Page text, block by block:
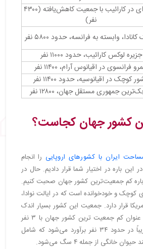
جزیره‌ای در کارائیب با جمعیت کاهش‌یافته (۴۳۰۰
نفر)
وابسته به فرانسه، حدود ۵۸۰۰ نفر
جزیره لوکس کارائیب، حدود ۱۱۰۰۰ نفر
فرانسوی در اقیانوس آرام، ۱۱۴۰۰ نفر
کوچک در اقیانوسیه، حدود ۱۱۴۰۰ نفر
جمهوری مستقل جهان، ۱۲۸۰۰ نفر
کشور جهان کجاست؟
ایران با کشورهای اروپایی را انجام
این باره در اختیار شما قرار دادیم. حال در
کم جمعیت‌ترین کشور جهان صحبت کنیم.
و خودخوانده است که در ایالت نوادا،
قرار دارد. جمعیت این کشور بسیار اندک
است و باوجود اینکه به عنوان کم جمعیت ترین کشور جهان با ۳ نفر
شناخته شده است، تقریباً در حدود ۳۴ نفر برآورد می‌شود که شامل